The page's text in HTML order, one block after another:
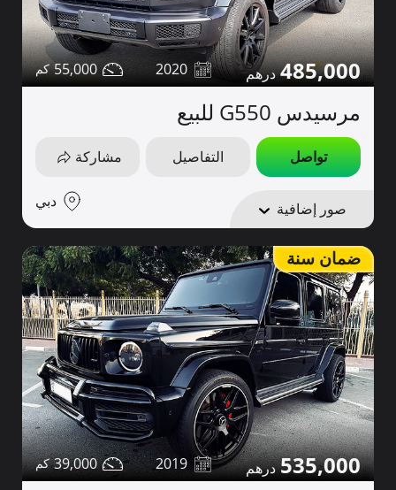
485,000
2020
55,000
مرسيدس G550 للبيع
تواصل التفاصيل مشاركة
صور إضافية دبي
ضمان سنة
535,000
2019
39,000